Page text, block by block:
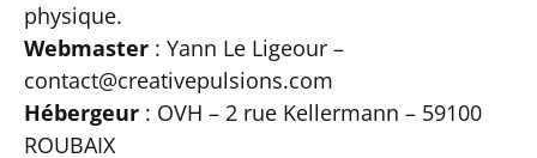
physique.
Webmaster : Yann Le Ligeour –
contact@creativepulsions.com
Hébergeur : OVH – 2 rue Kellermann – 59100
ROUBAIX